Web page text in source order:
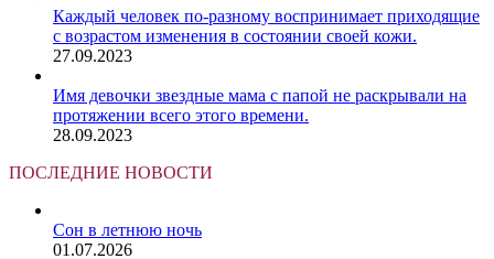
Каждый человек по-разному воспринимает приходящие
с возрастом изменения в состоянии своей кожи.
27.09.2023
Имя девочки звездные мама с папой не раскрывали на
протяжении всего этого времени.
28.09.2023
ПОСЛЕДНИЕ НОВОСТИ
Сон в летнюю ночь
01.07.2026